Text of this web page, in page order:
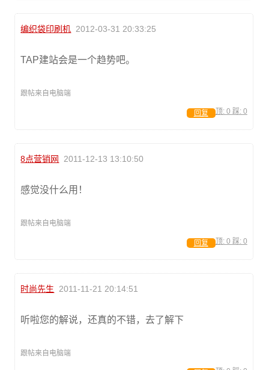
编织袋印刷机 2012-03-31 20:33:25
TAP建站会是一个趋势吧。
跟帖来自电脑端
顶: 0 踩: 0
回复
8点营销网 2011-12-13 13:10:50
感觉没什么用！
跟帖来自电脑端
顶: 0 踩: 0
回复
时尚先生 2011-11-21 20:14:51
听啦您的解说，还真的不错，去了解下
跟帖来自电脑端